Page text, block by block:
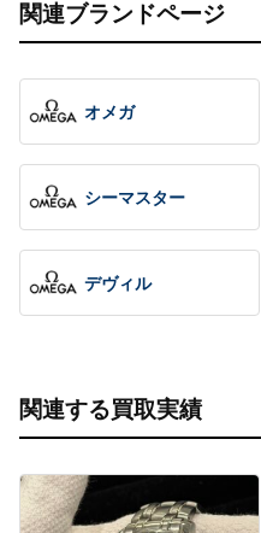
関連ブランドページ
オメガ
シーマスター
デヴィル
関連する買取実績